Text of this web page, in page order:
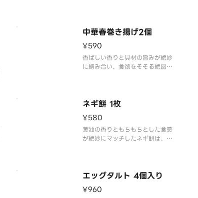
中華春巻き揚げ2個
¥590
香ばしい香りと具材の旨みが絶妙
に絡み合い、食欲をそそる絶品お
ネギ餅 1枚
¥580
葱油の香りともちもちとした食感
が絶妙にマッチしたネギ餅は、お
エッグタルト 4個入り
¥960